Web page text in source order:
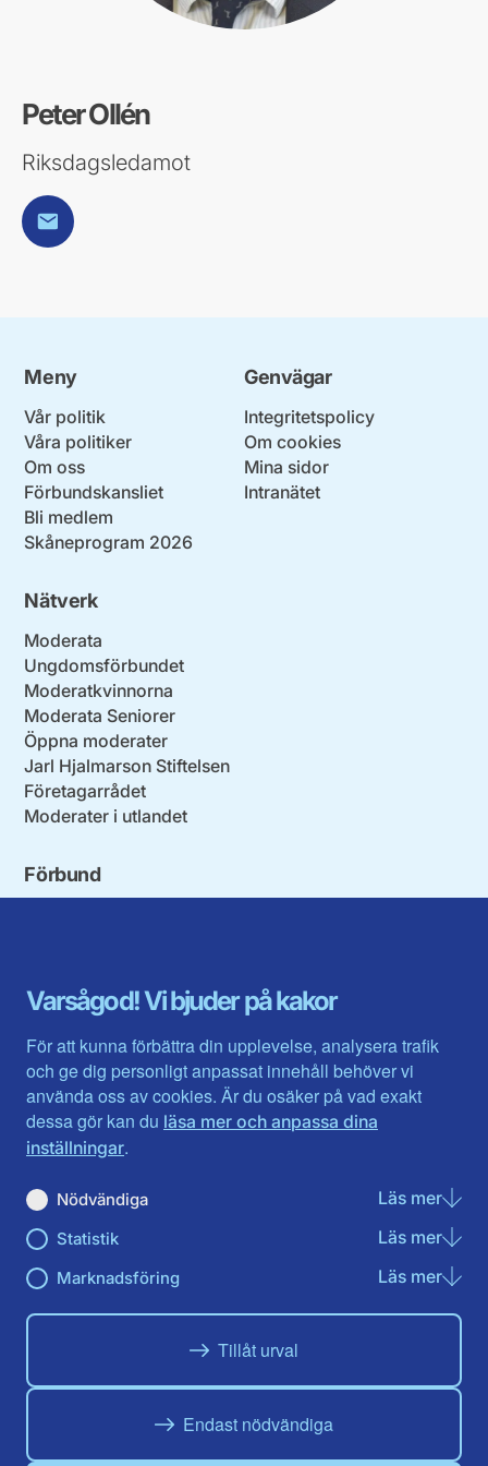
Varsågod! Vi bjuder på kakor
För att kunna förbättra din upplevelse, analysera trafik
och ge dig personligt anpassat innehåll behöver vi
använda oss av cookies. Är du osäker på vad exakt
dessa gör kan du läsa mer och anpassa dina
inställningar.
Nödvändiga Läs merom
Statistik Läs merom
Marknadsföring Läs merom
Tillåt urval
Endast nödvändiga
Peter Ollén
Riksdagsledamot
E-post
Meny
Vår politik
Våra politiker
Om oss
Förbundskansliet
Bli medlem
Skåneprogram 2026
Genvägar
Integritetspolicy
Om cookies
Mina sidor
Intranätet
Nätverk
Moderata
Ungdomsförbundet
Moderatkvinnorna
Moderata Seniorer
Öppna moderater
Jarl Hjalmarson Stiftelsen
Företagarrådet
Moderater i utlandet
Förbund
Gävleborg
Halland
Jämtlands län
Jönköpings län
Kalmar län
Kronobergs län
Norrbotten
Skåne län
Värmlands län
Västerbotten
Västra Götaland
Västernorrland
Västmanland
Örebro län
Östergötland
Du hittar oss här på sociala medier
Facebook
Instagram